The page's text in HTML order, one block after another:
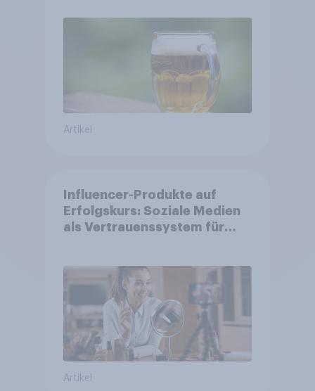
Artikel
Influencer-Produkte auf
Erfolgskurs: Soziale Medien
als Vertrauenssystem für
Artikel